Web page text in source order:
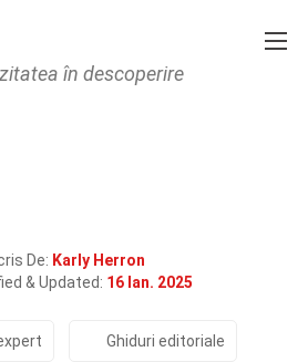
în descoperire
De: Karly Herron
& Updated: 16 Ian. 2025
Ghiduri editoriale